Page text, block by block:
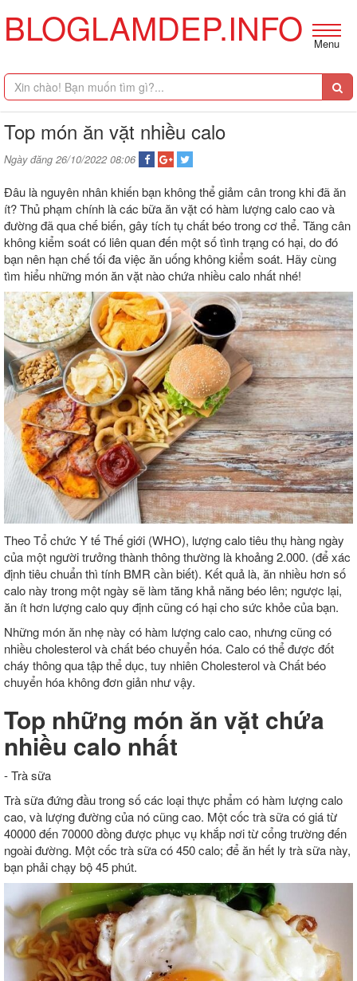
BLOGLAMDEP.INFO Menu
Top món ăn vặt nhiều calo
Ngày đăng 26/10/2022 08:06
Đâu là nguyên nhân khiến bạn không thể giảm cân trong khi đã ăn
ít? Thủ phạm chính là các bữa ăn vặt có hàm lượng calo cao và
đường đã qua chế biến, gây tích tụ chất béo trong cơ thể. Tăng cân
không kiểm soát có liên quan đến một số tình trạng có hại, do đó
bạn nên hạn chế tối đa việc ăn uống không kiểm soát. Hãy cùng
tìm hiểu những món ăn vặt nào chứa nhiều calo nhất nhé!
Theo Tổ chức Y tế Thế giới (WHO), lượng calo tiêu thụ hàng ngày
của một người trưởng thành thông thường là khoảng 2.000. (để xác
định tiêu chuẩn thì tính BMR cần biết). Kết quả là, ăn nhiều hơn số
calo này trong một ngày sẽ làm tăng khả năng béo lên; ngược lại,
ăn ít hơn lượng calo quy định cũng có hại cho sức khỏe của bạn.
Những món ăn nhẹ này có hàm lượng calo cao, nhưng cũng có
nhiều cholesterol và chất béo chuyển hóa. Calo có thể được đốt
cháy thông qua tập thể dục, tuy nhiên Cholesterol và Chất béo
chuyển hóa không đơn giản như vậy.
Top những món ăn vặt chứa
nhiều calo nhất
- Trà sữa
Trà sữa đứng đầu trong số các loại thực phẩm có hàm lượng calo
cao, và lượng đường của nó cũng cao. Một cốc trà sữa có giá từ
40000 đến 70000 đồng được phục vụ khắp nơi từ cổng trường đến
ngoài đường. Một cốc trà sữa có 450 calo; để ăn hết ly trà sữa này,
bạn phải chạy bộ 45 phút.